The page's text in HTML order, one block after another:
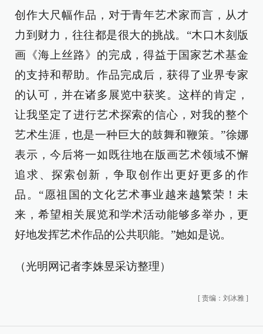
创作大尺幅作品，对于青年艺术家而言，从才
力到财力，往往都是很大的挑战。“木口木刻版
画《海上丝路》的完成，得益于国家艺术基金
的支持和帮助。作品完成后，获得了业界专家
的认可，并在诸多展览中获奖。这样的肯定，
让我坚定了进行艺术探索的信心，对我的整个
艺术生涯，也是一种巨大的鼓舞和鞭策。”徐娜
表示，今后将一如既往地在版画艺术领域不懈
追求、探索创新，争取创作出更好更多的作
品。“愿祖国的文化艺术事业越来越繁荣！未
来，希望相关展览和学术活动能够多举办，更
好地发挥艺术作品的公共职能。”她如是说。
（光明网记者李姝昱采访整理）
[ 责编：刘冰雅 ]